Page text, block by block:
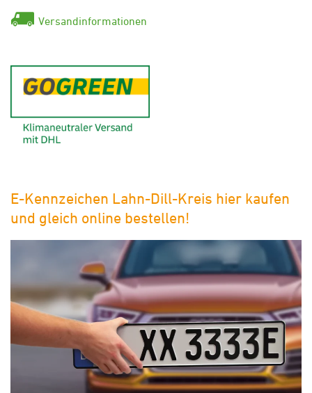
Versandinformationen
E-Kennzeichen Lahn-Dill-Kreis hier kaufen
und gleich online bestellen!